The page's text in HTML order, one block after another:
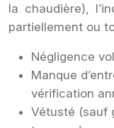
la chaudière),
partiellement ou
Négligence
Manque
vérification
Vétusté (sauf